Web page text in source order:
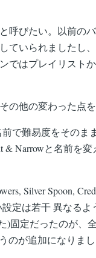
呼びたい。以前の
ていられましたし
ではプレイリスト
の他の変わった点
で難易度をそのま
Narrowと名前を変
Silver Spoon,
定は若干 異なるよ
)固定だったのが、
のが追加になりま